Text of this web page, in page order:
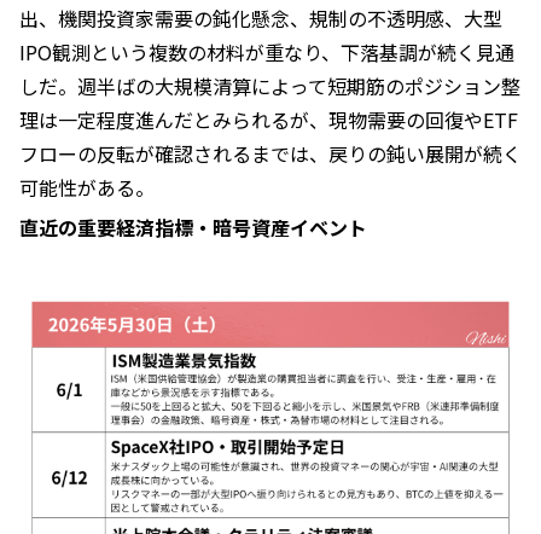
出、機関投資家需要の鈍化懸念、規制の不透明感、大型
IPO観測という複数の材料が重なり、下落基調が続く見通
しだ。週半ばの大規模清算によって短期筋のポジション整
理は一定程度進んだとみられるが、現物需要の回復やETF
フローの反転が確認されるまでは、戻りの鈍い展開が続く
可能性がある。
直近の重要経済指標・暗号資産イベント